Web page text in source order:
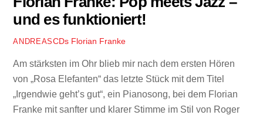
und es funktioniert!
ANDREASCDs Florian Franke
Am stärksten im Ohr blieb mir nach dem ersten Hören
von „Rosa Elefanten“ das letzte Stück mit dem Titel
„Irgendwie geht’s gut“, ein Pianosong, bei dem Florian
Franke mit sanfter und klarer Stimme im Stil von Roger